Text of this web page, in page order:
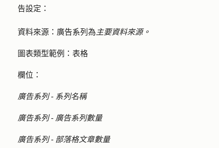
告設定：
資料來源： 廣告系列為 主要資料來源。
圖表類型範例： 表格
欄位：
廣告系列 - 系列名稱
廣告系列 - 廣告系列數量
廣告系列 - 部落格文章數量